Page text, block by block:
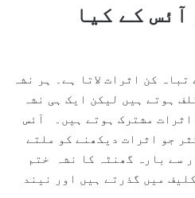
کے کیا
کن اثرات لاتا ہے۔ ہر نشہ
ہوتے ہیں لیکن ایک ہی نشہ
اثرات مشترک ہوتے ہیں۔ آئس
جو اثرات دیکھنے کو ملتے
سے بارہ گھنٹہ کا نشہ ختم
میں گذرتے ہیں اور نیند